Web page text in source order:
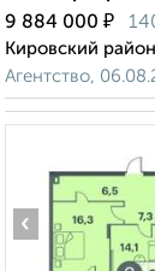
9 884 000 ₽
Кировский
Агентство,
‹